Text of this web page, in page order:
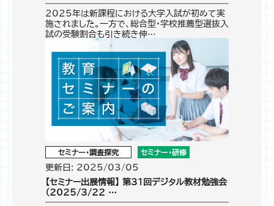
2025年は新課程における大学入試が初めて実
施されました。一方で、総合型・学校推薦型選抜入
試の受験割合も引き続き伸…
セミナー・調査探究 セミナー・研修
更新日: 2025/03/05
【セミナー出展情報】 第31回デジタル教材勉強会
（2025/3/22 …